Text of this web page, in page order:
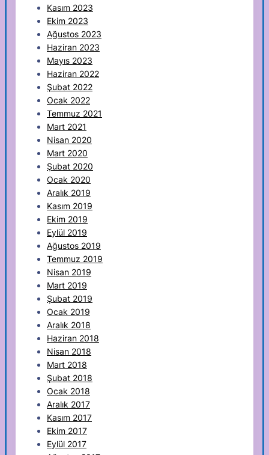
Kasım 2023
Ekim 2023
Ağustos 2023
Haziran 2023
Mayıs 2023
Haziran 2022
Şubat 2022
Ocak 2022
Temmuz 2021
Mart 2021
Nisan 2020
Mart 2020
Şubat 2020
Ocak 2020
Aralık 2019
Kasım 2019
Ekim 2019
Eylül 2019
Ağustos 2019
Temmuz 2019
Nisan 2019
Mart 2019
Şubat 2019
Ocak 2019
Aralık 2018
Haziran 2018
Nisan 2018
Mart 2018
Şubat 2018
Ocak 2018
Aralık 2017
Kasım 2017
Ekim 2017
Eylül 2017